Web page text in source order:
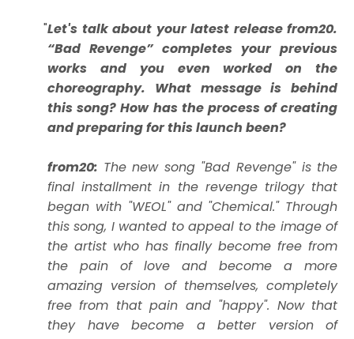
Let's talk about your latest release from20.
“Bad Revenge” completes your previous
works and you even worked on the
choreography. What message is behind
this song? How has the process of creating
and preparing for this launch been?
from20: The new song "Bad Revenge" is the
final installment in the revenge trilogy that
began with "WEOL" and "Chemical." Through
this song, I wanted to appeal to the image of
the artist who has finally become free from
the pain of love and become a more
amazing version of themselves, completely
free from that pain and "happy". Now that
they have become a better version of